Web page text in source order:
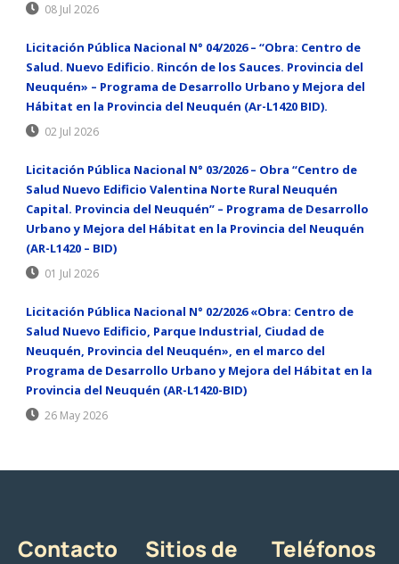
08 Jul 2026
Licitación Pública Nacional N° 04/2026 – “Obra: Centro de
Salud. Nuevo Edificio. Rincón de los Sauces. Provincia del
Neuquén» – Programa de Desarrollo Urbano y Mejora del
Hábitat en la Provincia del Neuquén (Ar-L1420 BID).
02 Jul 2026
Licitación Pública Nacional N° 03/2026 – Obra “Centro de
Salud Nuevo Edificio Valentina Norte Rural Neuquén
Capital. Provincia del Neuquén” – Programa de Desarrollo
Urbano y Mejora del Hábitat en la Provincia del Neuquén
(AR-L1420 – BID)
01 Jul 2026
Licitación Pública Nacional N° 02/2026 «Obra: Centro de
Salud Nuevo Edificio, Parque Industrial, Ciudad de
Neuquén, Provincia del Neuquén», en el marco del
Programa de Desarrollo Urbano y Mejora del Hábitat en la
Provincia del Neuquén (AR-L1420-BID)
26 May 2026
Contacto
Sitios de
Teléfonos